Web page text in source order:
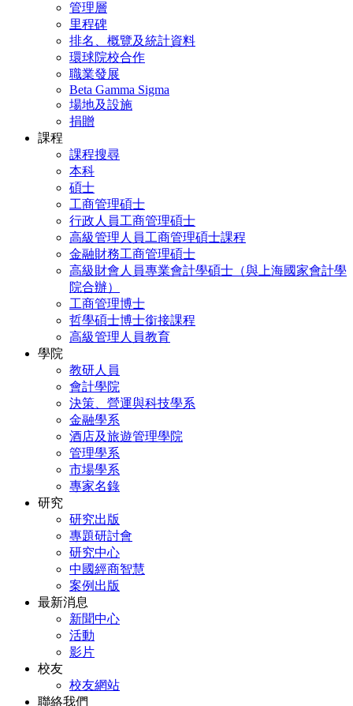
管理層
里程碑
排名、概覽及統計資料
環球院校合作
職業發展
Beta Gamma Sigma
場地及設施
捐贈
課程
課程搜尋
本科
碩士
工商管理碩士
行政人員工商管理碩士
高級管理人員工商管理碩士課程
金融財務工商管理碩士
高級財會人員專業會計學碩士（與上海國家會計學
院合辦）
工商管理博士
哲學碩士博士銜接課程
高級管理人員教育
學院
教研人員
會計學院
決策、營運與科技學系
金融學系
酒店及旅遊管理學院
管理學系
市場學系
專家名錄
研究
研究出版
專題研討會
研究中心
中國經商智慧
案例出版
最新消息
新聞中心
活動
影片
校友
校友網站
聯絡我們